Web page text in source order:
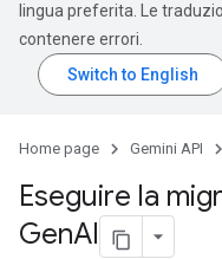
lingua preferita. Le
contenere errori.
Home page Gemini API
Eseguire la
GenAI